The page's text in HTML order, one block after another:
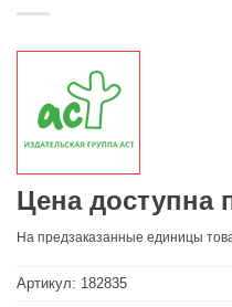
Цена доступна
На предзаказанные единицы
Артикул: 182835